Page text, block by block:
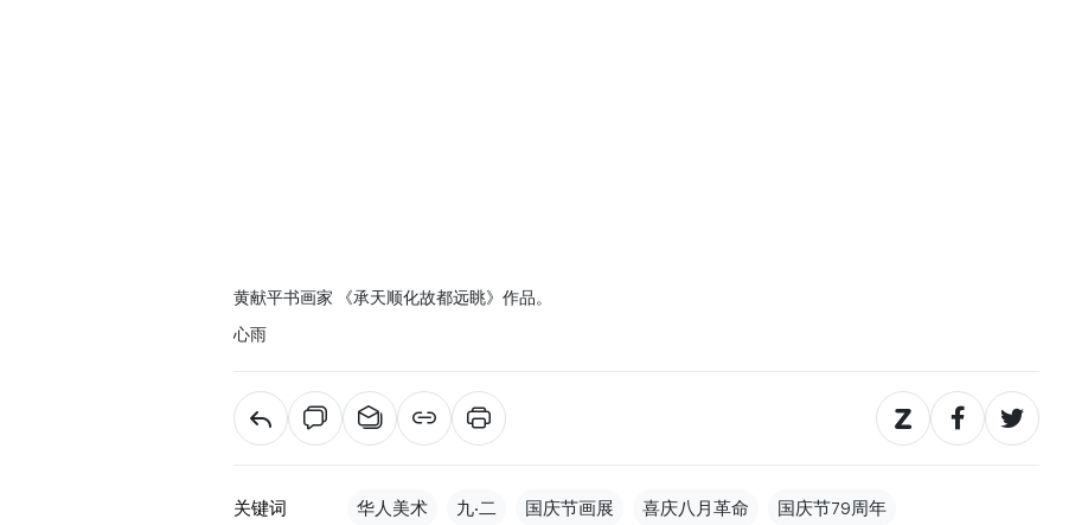
黄献平书画家 《承天顺化故都远眺》作品。
心雨
关键词 华人美术 九‧二 国庆节画展 喜庆八月革命 国庆节79周年